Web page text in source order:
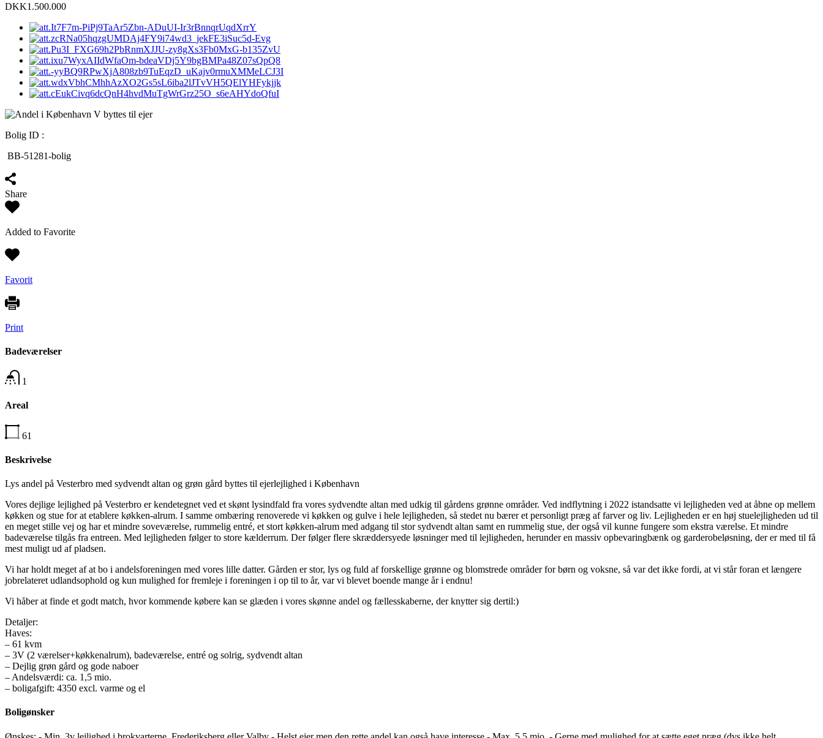
DKK1.500.000
Bolig ID :
BB-51281-bolig
Share
Added to Favorite
Favorit
Print
Badeværelser
1
Areal
61
Beskrivelse
Lys andel på Vesterbro med sydvendt altan og grøn gård byttes til ejerlejlighed i København
Vores dejlige lejlighed på Vesterbro er kendetegnet ved et skønt lysindfald fra vores sydvendte altan med udkig til gårdens grønne områder. Ved indflytning i 2022 istandsatte vi lejligheden ved at åbne op mellem
køkken og stue for at etablere køkken-alrum. I samme ombæring renoverede vi køkken og gulve i hele lejligheden, så stedet nu bærer et personligt præg af farver og liv. Lejligheden er en høj stuelejligheden ud til
en meget stille vej og har et mindre soveværelse, rummelig entré, et stort køkken-alrum med adgang til stor sydvendt altan samt en rummelig stue, der også vil kunne fungere som ekstra værelse. Et mindre
badeværelse tilgås fra entreen. Med lejligheden følger to store kælderrum. Der følger flere skræddersyede løsninger med til lejligheden, herunder en massiv opbevaringbænk og garderobeløsning, der er med til få
mest muligt ud af pladsen.
Vi har holdt meget af at bo i andelsforeningen med vores lille datter. Gården er stor, lys og fuld af forskellige grønne og blomstrede områder for børn og voksne, så var det ikke fordi, at vi står foran et længere
jobrelateret udlandsophold og kun mulighed for fremleje i foreningen i op til to år, var vi blevet boende mange år i endnu!
Vi håber at finde et godt match, hvor kommende købere kan se glæden i vores skønne andel og fællesskaberne, der knytter sig dertil:)
Detaljer:
Haves:
– 61 kvm
– 3V (2 værelser+køkkenalrum), badeværelse, entré og solrig, sydvendt altan
– Dejlig grøn gård og gode naboer
– Andelsværdi: ca. 1,5 mio.
– boligafgift: 4350 excl. varme og el
Boligønsker